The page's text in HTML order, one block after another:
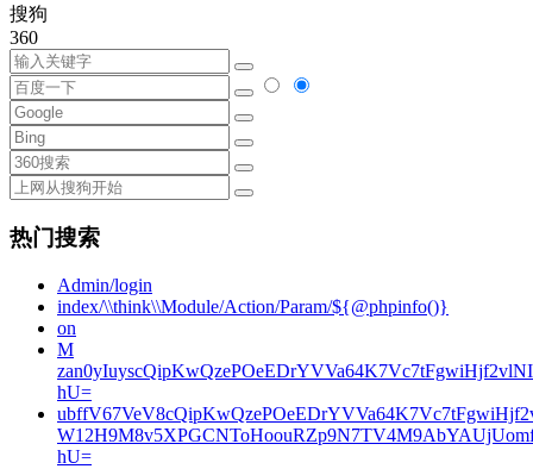
搜狗
360
热门搜索
Admin/login
index/\\think\\Module/Action/Param/${@phpinfo()}
on
M
hU=
hU=